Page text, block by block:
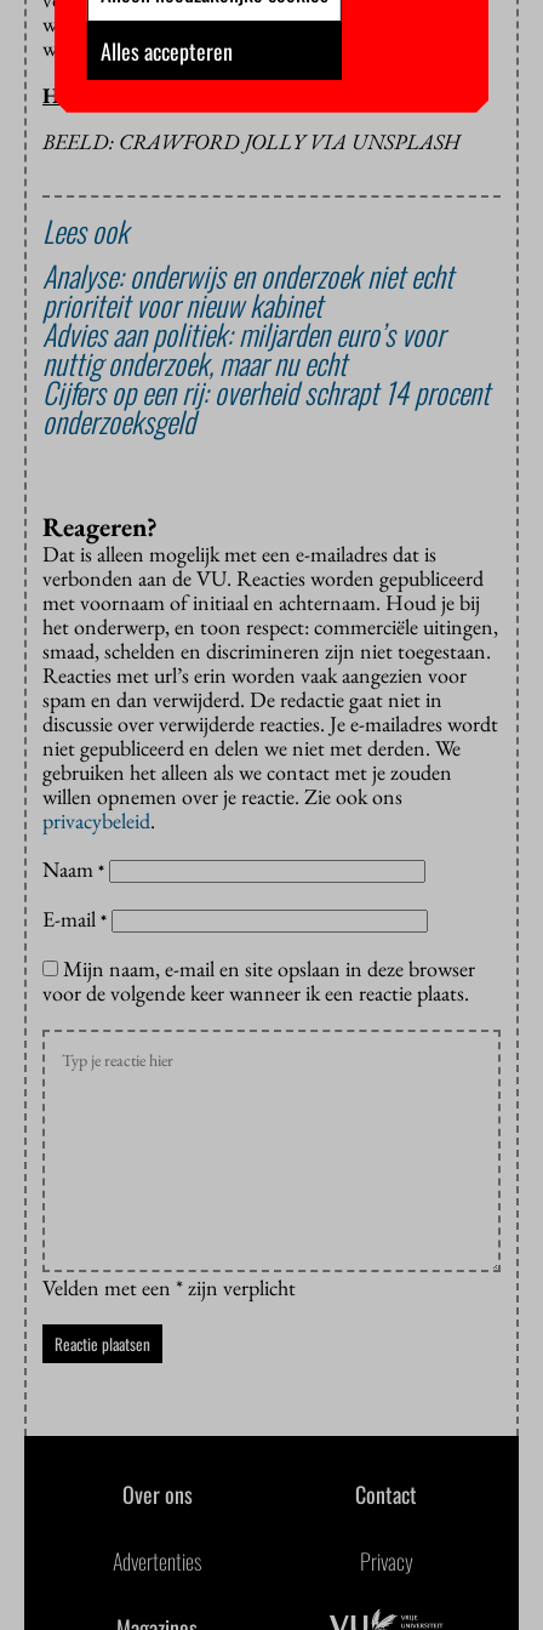
wetenschappelijk en technologisch gebied aan de
wereldtop te houden.
HOP/HC
BEELD: CRAWFORD JOLLY VIA UNSPLASH
Lees ook
Analyse: onderwijs en onderzoek niet echt
prioriteit voor nieuw kabinet
Advies aan politiek: miljarden euro’s voor
nuttig onderzoek, maar nu echt
Cijfers op een rij: overheid schrapt 14 procent
onderzoeksgeld
Reageren?
Dat is alleen mogelijk met een e-mailadres dat is
verbonden aan de VU. Reacties worden gepubliceerd
met voornaam of initiaal en achternaam. Houd je bij
het onderwerp, en toon respect: commerciële uitingen,
smaad, schelden en discrimineren zijn niet toegestaan.
Reacties met url’s erin worden vaak aangezien voor
spam en dan verwijderd. De redactie gaat niet in
discussie over verwijderde reacties. Je e-mailadres wordt
niet gepubliceerd en delen we niet met derden. We
gebruiken het alleen als we contact met je zouden
willen opnemen over je reactie. Zie ook ons
privacybeleid.
Naam *
E-mail *
Mijn naam, e-mail en site opslaan in deze browser
voor de volgende keer wanneer ik een reactie plaats.
Velden met een * zijn verplicht
Over ons Contact
Advertenties Privacy
Alles accepteren